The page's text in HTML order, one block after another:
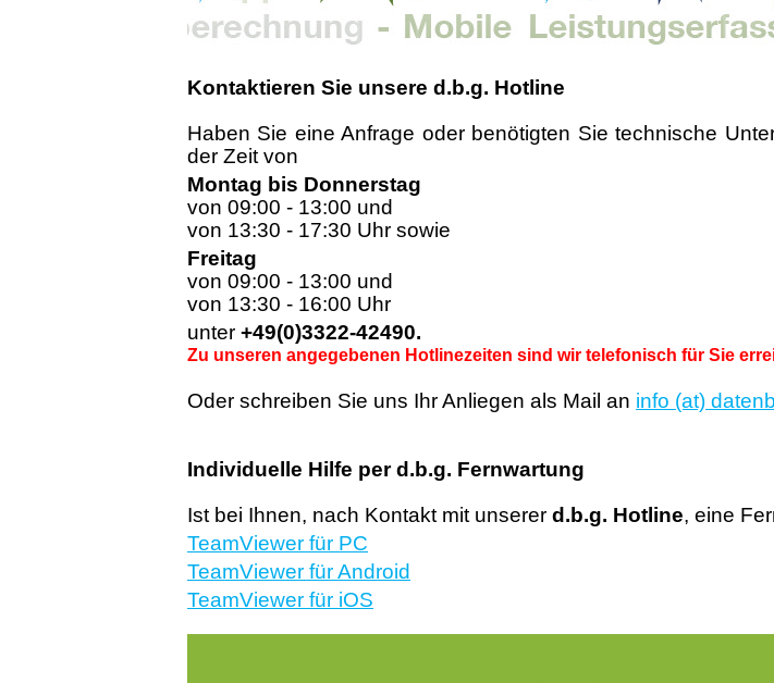
Kontaktieren Sie unsere d.b.g. Hotline
Haben Sie eine Anfrage oder benötigten Sie technische
der Zeit von
Montag bis Donnerstag
von 09:00 - 13:00 und
von 13:30 - 17:30 Uhr sowie
Freitag
von 09:00 - 13:00 und
von 13:30 - 16:00 Uhr
unter +49(0)3322-42490.
Zu unseren angegebenen Hotlinezeiten sind wir telefonisch für Sie
Oder schreiben Sie uns Ihr Anliegen als Mail an info (at)
Individuelle Hilfe perd.b.g. Fernwartung
Ist bei Ihnen, nach Kontakt mit unserer d.b.g. Hotline, eine
TeamViewer für PC
TeamViewer für Android
TeamViewer für iOS